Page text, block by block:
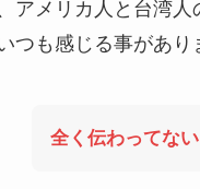
アメリカ人と台湾人
つも感じる事があり
全く伝わってない